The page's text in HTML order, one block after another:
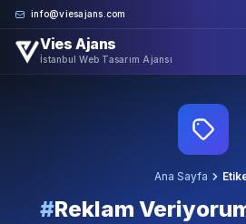
Skip to content
info@viesajans.com
Vies Ajans
İstanbul Web Tasarım Ajansı
Ana Sayfa
#Reklam